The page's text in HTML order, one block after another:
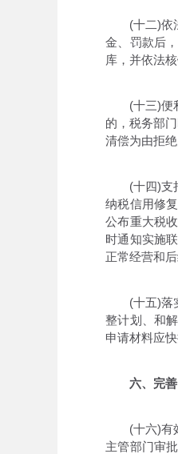
(十二)依法
金、罚款后
库，并依法
(十三)便利
的，税务部
清偿为由拒
(十四)支持
纳税信用修
公布重大税
时通知实施
正常经营和
(十五)落实
整计划、和
申请材料应
六、完
(十六)有效
主管部门审